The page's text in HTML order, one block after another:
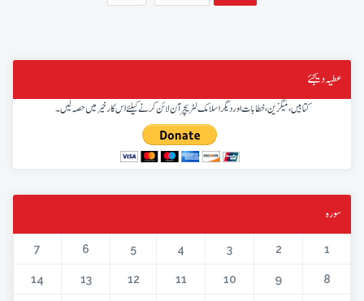
عطیہ دیجئے
کتابیں، میگزین، خطابات اور دیگر اسلامک لٹریچر آن لائن کرنے کیلئے اس کار خیر میں حصہ لیں۔
سورہ
1
2
3
4
5
6
7
8
9
10
11
12
13
14